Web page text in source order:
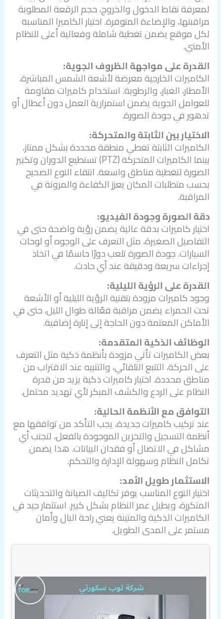
لمعرفة نقاط الدخول والخروج، حجم الرقعة المطلوبة
مراقبتها، والإضاءة المتوفرة. اختيار الكاميرا المناسبة
لكل موقع يضمن تغطية شاملة وفعالية أعلى للنظام
الأمني.
القدرة على مواجهة الظروف الجوية:
الكاميرات الخارجية معرضة لأشعة الشمس المباشرة،
الأمطار، الغبار، والرطوبة. استخدام كاميرات مقاومة
للعوامل الجوية يضمن استمرارية العمل دون أعطال أو
تدهور في جودة الصورة.
الاختيار بين الثابتة والمتحركة:
الكاميرات الثابتة تغطي منطقة محددة بشكل ممتاز،
بينما الكاميرات المتحركة (PTZ) تستطيع الدوران وتكبير
الصورة لتغطية مناطق واسعة. انتقاء النوع الصحيح
بحسب متطلبات المكان يعزز الكفاءة والمرونة في
المراقبة.
دقة الصورة وجودة الفيديو:
اختيار كاميرات بدقة عالية يضمن رؤية واضحة حتى في
التفاصيل الصغيرة، مثل التعرف على الوجوه أو لوحات
السيارات. جودة الصورة تلعب دورًا حاسمًا في اتخاذ
إجراءات سريعة ودقيقة عند أي حادث.
القدرة على الرؤية الليلية:
وجود كاميرات مزودة بتقنية الرؤية الليلية أو الأشعة
تحت الحمراء يضمن مراقبة فعّالة طوال الليل، حتى في
الأماكن المعتمة دون الحاجة إلى إنارة إضافية.
الوظائف الذكية المتقدمة:
بعض الكاميرات تأتي مزودة بأنظمة ذكية مثل التعرف
على الحركة، التتبع التلقائي، والتنبيه عند الاقتراب من
مناطق محددة. اختيار كاميرات ذكية يزيد من قدرة
النظام على الردع والكشف المبكر لأي تهديد محتمل.
التوافق مع الأنظمة الحالية:
عند تركيب كاميرات جديدة، يجب التأكد من توافقها مع
أنظمة التسجيل والتخزين الموجودة بالفعل، لتجنب أي
مشاكل في الاتصال أو فقدان البيانات. هذا يضمن
تكامل النظام وسهولة الإدارة والتحكم.
الاستثمار طويل الأمد:
اختيار النوع المناسب يوفر تكاليف الصيانة والتحديثات
المتكررة، ويطيل عمر النظام بشكل كبير. استثمار جيد في
الكاميرات الذكية والمتينة يعني راحة البال وأمان
مستمر على المدى الطويل.